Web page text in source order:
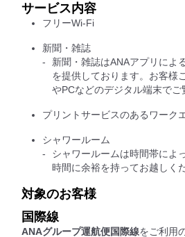
サービス内容
フリーWi-Fi
新聞・雑誌
新聞・雑誌はANAアプリによ
を提供しております。お客様
やPCなどのデジタル端末でご
プリントサービスのあるワーク
シャワールーム
シャワールームは時間帯によ
時間に余裕を持ってお越しく
対象のお客様
国際線
ANAグループ運航便国際線をご利用